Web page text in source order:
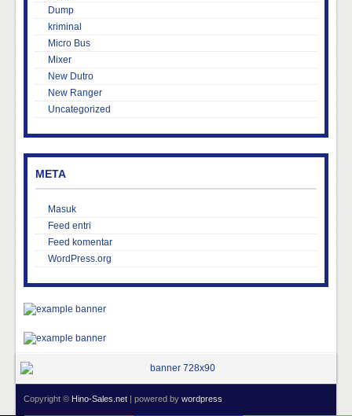
Dump
kriminal
Micro Bus
Mixer
New Dutro
New Ranger
Uncategorized
META
Masuk
Feed entri
Feed komentar
WordPress.org
Copyright © Hino-Sales.net | powered by wordpress